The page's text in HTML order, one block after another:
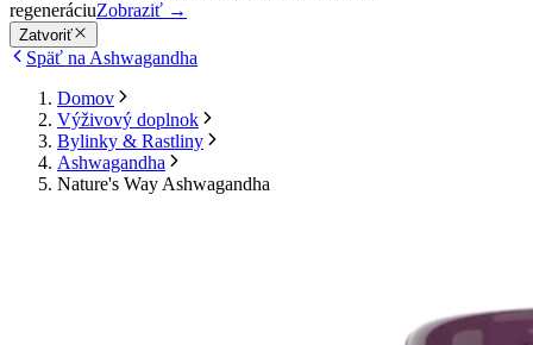
regeneráciuZobraziť →
Zatvoriť
Späť na Ashwagandha
Domov
Výživový doplnok
Bylinky & Rastliny
Ashwagandha
Nature's Way Ashwagandha